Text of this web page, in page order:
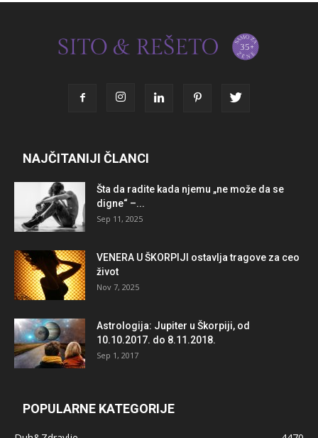
NAJČITANIJI ČLANCI
Šta da radite kada njemu „ne može da se
digne“ –...
Sep 11, 2025
VENERA U ŠKORPIJI ostavlja tragove za ceo
život
Nov 7, 2025
Astrologija: Jupiter u Škorpiji, od
10.10.2017. do 8.11.2018.
Sep 1, 2017
POPULARNE KATEGORIJE